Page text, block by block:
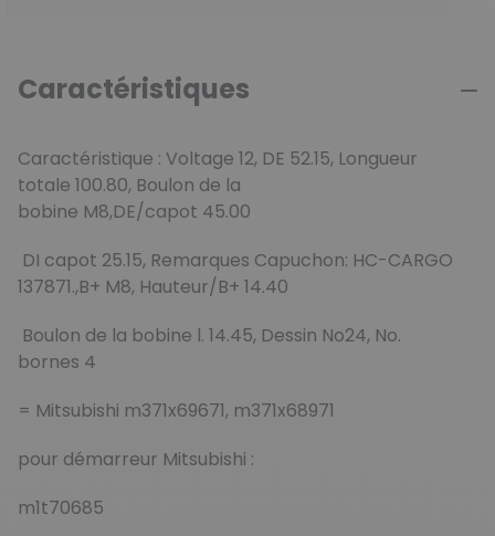
Caractéristiques
Caractéristique : Voltage 12, DE 52.15, Longueur
totale 100.80, Boulon de la
bobine M8,DE/capot 45.00
DI capot 25.15, Remarques Capuchon: HC-CARGO
137871.,B+ M8, Hauteur/B+ 14.40
Boulon de la bobine l. 14.45, Dessin No24, No.
bornes 4
= Mitsubishi m371x69671, m371x68971
pour démarreur Mitsubishi :
m1t70685